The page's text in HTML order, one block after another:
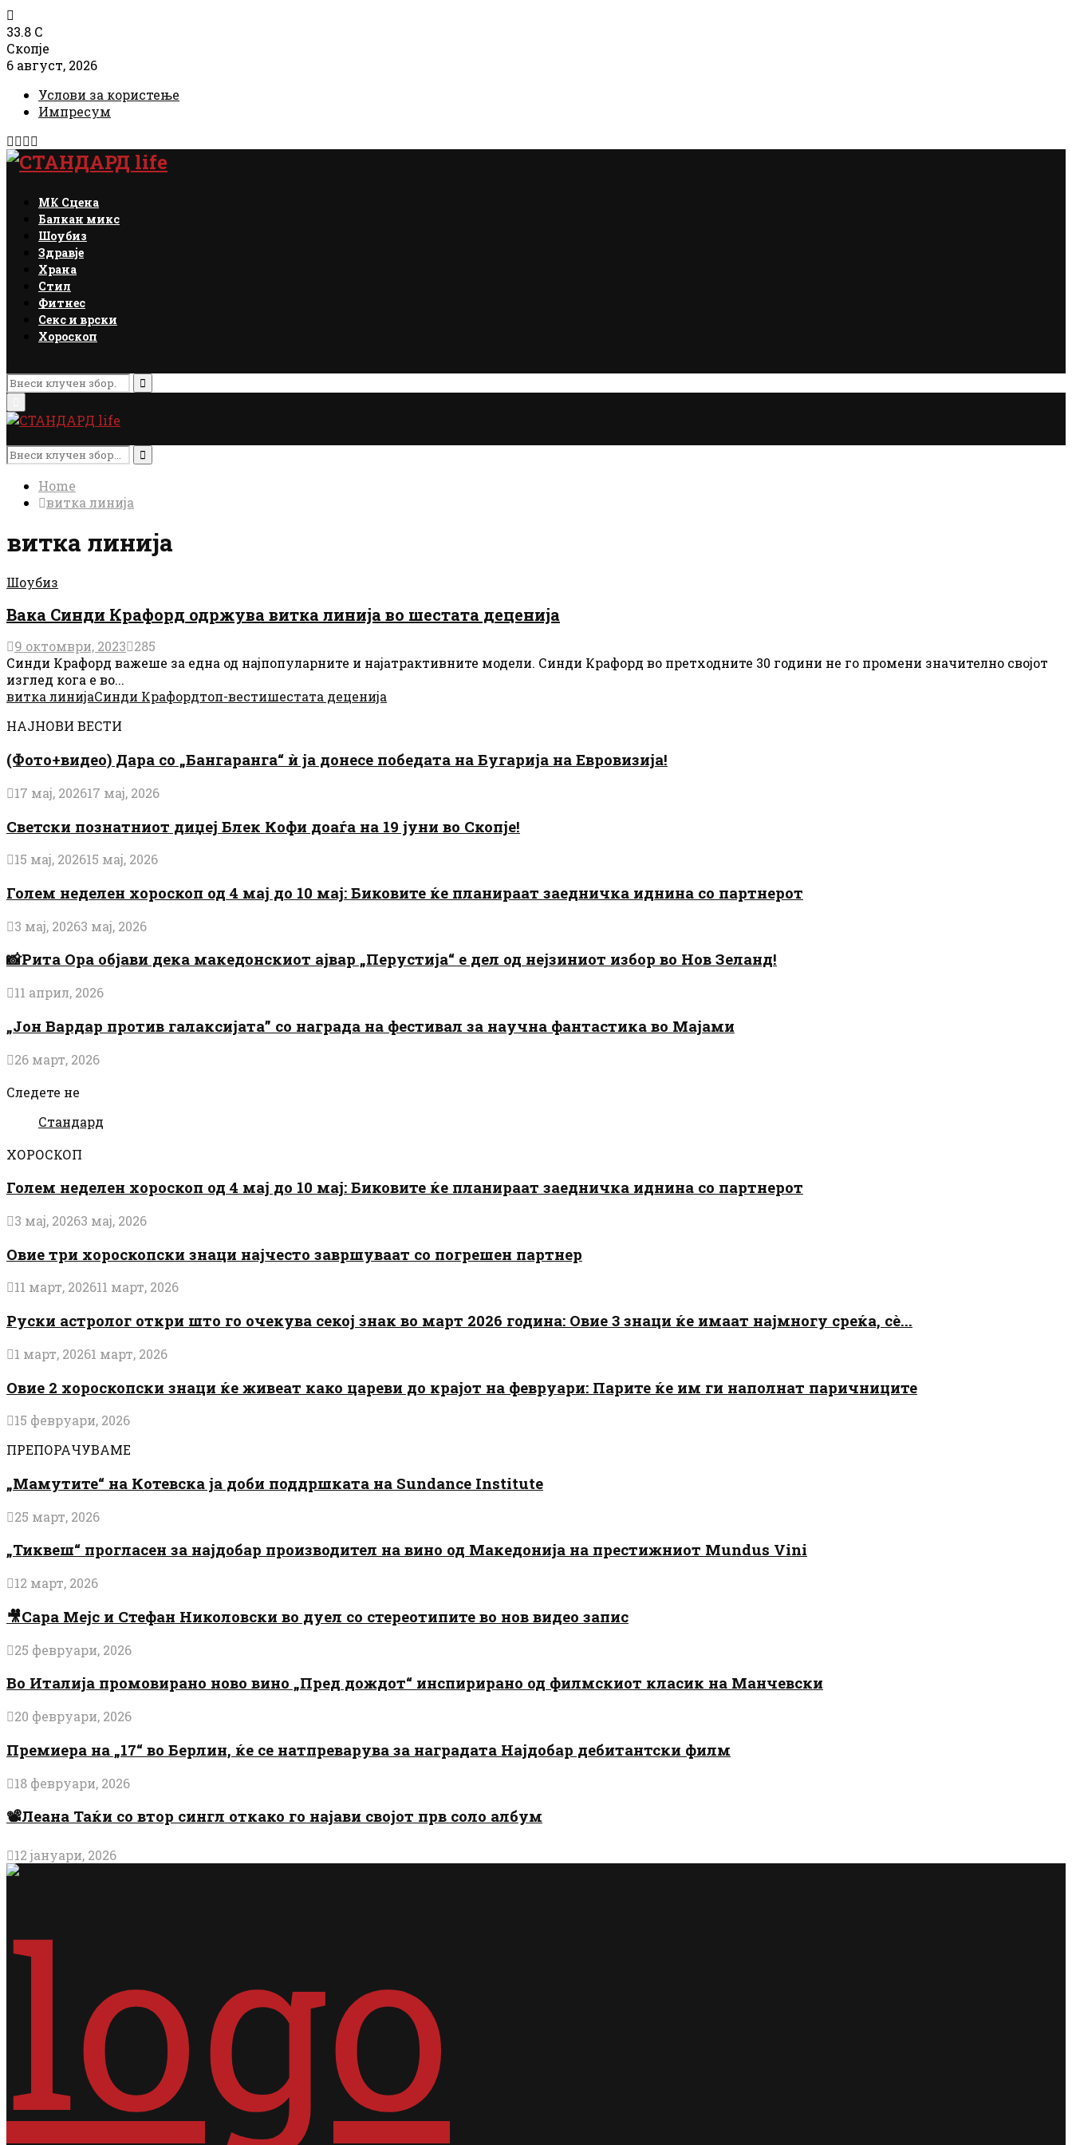
33.8 C
Скопје
6 август, 2026
Услови за користење
Импресум
Facebook
Instagram
Email
МК Сцена
Балкан микс
Шоубиз
Здравје
Храна
Стил
Фитнес
Секс и врски
Хороскоп
Search
for:
Search
Menu
Search
for:
Search
Home
витка линија
витка линија
Шоубиз
Вака Синди Крафорд одржува витка линија во шестата деценија
9 октомври, 2023 285
Синди Крафорд важеше за една од најпопуларните и најатрактивните модели. Синди Крафорд во претходните 30 години не го промени значително својот
изглед кога е во...
витка линијаСинди Крафордтоп-вестишестата деценија
НАЈНОВИ ВЕСТИ
(Фото+видео) Дара со „Бангаранга“ ѝ ја донесе победата на Бугарија на Евровизија!
17 мај, 202617 мај, 2026
Светски познатниот диџеј Блек Кофи доаѓа на 19 јуни во Скопје!
15 мај, 202615 мај, 2026
Голем неделен хороскоп од 4 мај до 10 мај: Биковите ќе планираат заедничка иднина со партнерот
3 мај, 20263 мај, 2026
📸Рита Ора објави дека македонскиот ајвар „Перустија“ е дел од нејзиниот избор во Нов Зеланд!
11 април, 2026
„Јон Вардар против галаксијата” со награда на фестивал за научна фантастика во Мајами
26 март, 2026
Следете не
Стандард
ХОРОСКОП
Голем неделен хороскоп од 4 мај до 10 мај: Биковите ќе планираат заедничка иднина со партнерот
3 мај, 20263 мај, 2026
Овие три хороскопски знаци најчесто завршуваат со погрешен партнер
11 март, 202611 март, 2026
Руски астролог откри што го очекува секој знак во март 2026 година: Овие 3 знаци ќе имаат најмногу среќа, сè...
1 март, 20261 март, 2026
Овие 2 хороскопски знаци ќе живеат како цареви до крајот на февруари: Парите ќе им ги наполнат паричниците
15 февруари, 2026
ПРЕПОРАЧУВАМЕ
„Мамутите“ на Котевска ја доби поддршката на Sundance Institute
25 март, 2026
„Тиквеш“ прогласен за најдобар производител на вино од Македонија на престижниот Mundus Vini
12 март, 2026
🎥Сара Мејс и Стефан Николовски во дуел со стереотипите во нов видео запис
25 февруари, 2026
Во Италија промовирано ново вино „Пред дождот“ инспирирано од филмскиот класик на Манчевски
20 февруари, 2026
Премиера на „17“ во Берлин, ќе се натпреварува за наградата Најдобар дебитантски филм
18 февруари, 2026
📽️Леана Таќи со втор сингл откако го најави својот прв соло албум
12 јануари, 2026